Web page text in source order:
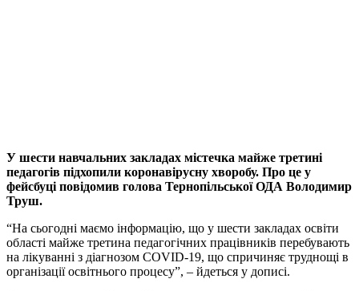
У шести навчальних закладах містечка майже третині
педагогів підхопили коронавірусну хворобу. Про це у
фейсбуці повідомив голова Тернопільської ОДА Володимир
Труш.
“На сьогодні маємо інформацію, що у шести закладах освіти
області майже третина педагогічних працівників перебувають
на лікуванні з діагнозом COVID-19, що спричиняє труднощі в
організації освітнього процесу”, – йдеться у дописі.